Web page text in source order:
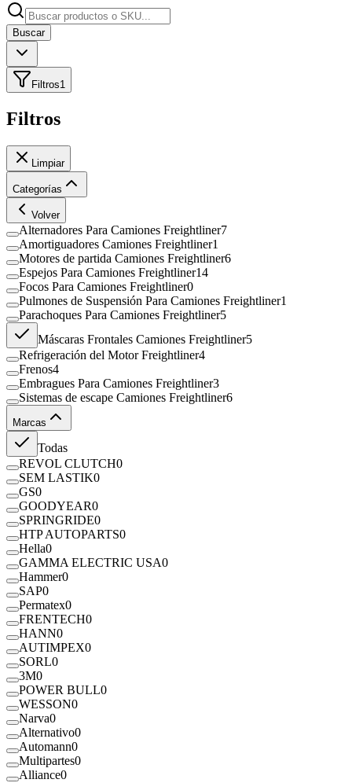
Buscar
Filtros1
Filtros
Limpiar
Categorías
Volver
Alternadores Para Camiones Freightliner7
Amortiguadores Camiones Freightliner1
Motores de partida Camiones Freightliner6
Espejos Para Camiones Freightliner14
Focos Para Camiones Freightliner0
Pulmones de Suspensión Para Camiones Freightliner1
Parachoques Para Camiones Freightliner5
Máscaras Frontales Camiones Freightliner5
Refrigeración del Motor Freightliner4
Frenos4
Embragues Para Camiones Freightliner3
Sistemas de escape Camiones Freightliner6
Marcas
Todas
REVOL CLUTCH0
SEM LASTIK0
GS0
GOODYEAR0
SPRINGRIDE0
HTP AUTOPARTS0
Hella0
GAMMA ELECTRIC USA0
Hammer0
SAP0
Permatex0
FRENTECH0
HANN0
AUTIMPEX0
SORL0
3M0
POWER BULL0
WESSON0
Narva0
Alternativo0
Automann0
Multipartes0
Alliance0